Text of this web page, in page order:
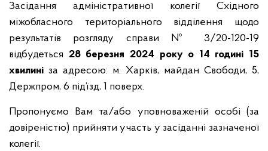
Засідання адміністративної колегії Східного
міжобласного територіального відділення щодо
результатів розгляду справи № 3/20-120-19
відбудеться 28 березня 2024 року о 14 годині 15
хвилині за адресою: м. Харків, майдан Свободи, 5,
Держпром, 6 під’їзд, 1 поверх.
Пропонуємо Вам та/або уповноваженій особі (за
довіреністю) прийняти участь у засіданні зазначеної
колегії.